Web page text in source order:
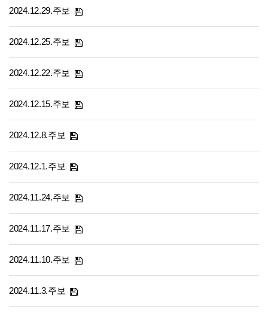
2024.12.29.주보
2024.12.25.주보
2024.12.22.주보
2024.12.15.주보
2024.12.8.주보
2024.12.1.주보
2024.11.24.주보
2024.11.17.주보
2024.11.10.주보
2024.11.3.주보